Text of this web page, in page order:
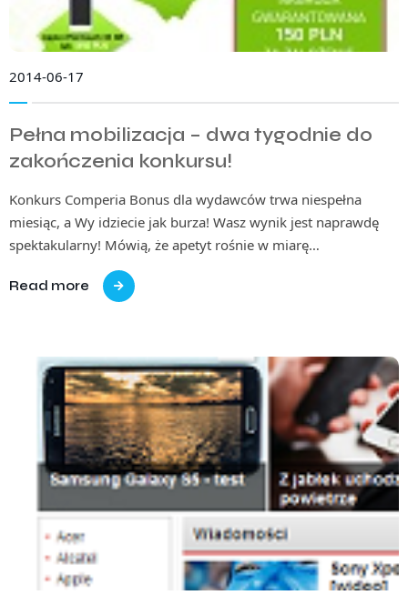
2014-06-17
Pełna mobilizacja – dwa tygodnie do
zakończenia konkursu!
Konkurs Comperia Bonus dla wydawców trwa niespełna
miesiąc, a Wy idziecie jak burza! Wasz wynik jest naprawdę
spektakularny! Mówią, że apetyt rośnie w miarę…
Read more